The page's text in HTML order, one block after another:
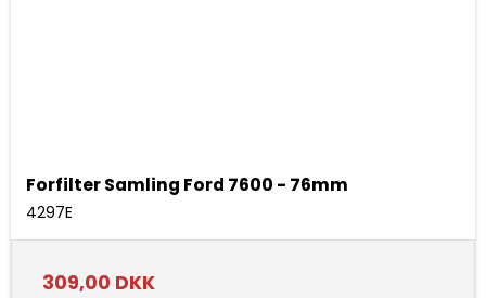
Forfilter Samling Ford 7600 - 76mm
4297E
309,00 DKK